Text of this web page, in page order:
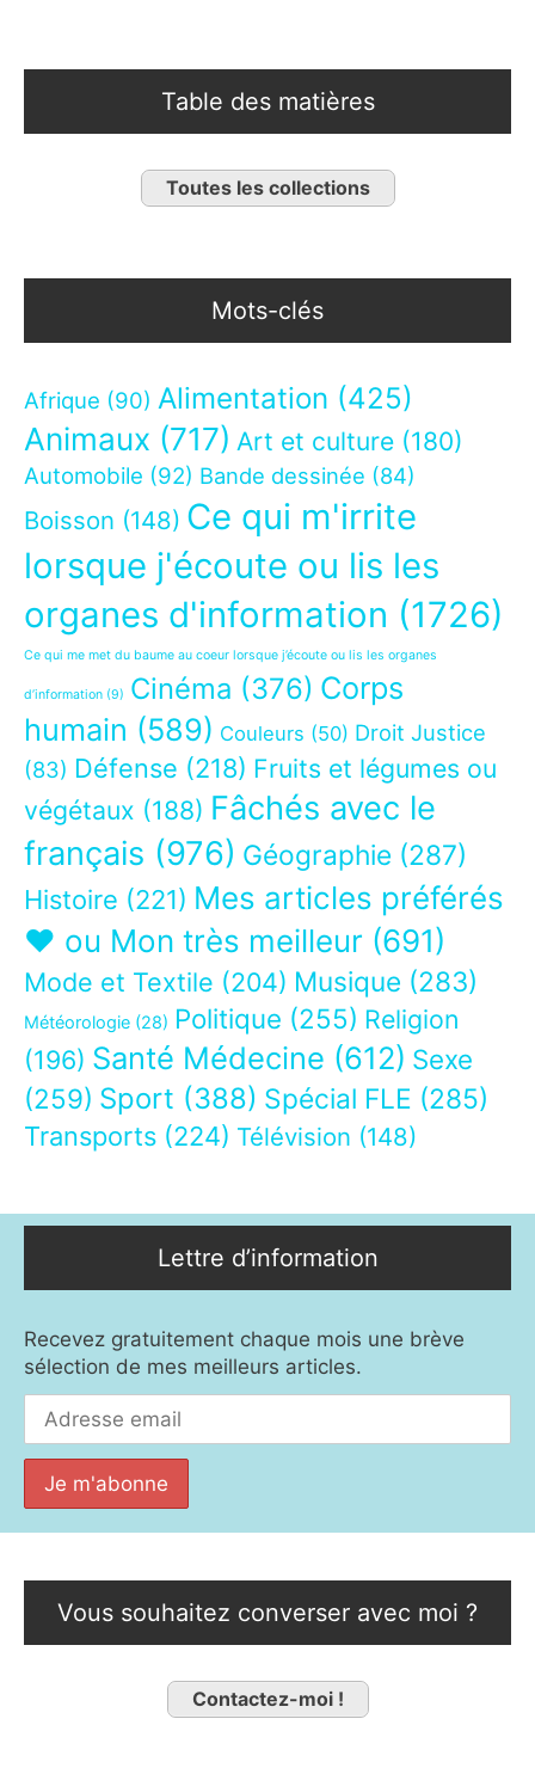
Table des matières
Toutes les collections
Mots-clés
Afrique (90) Alimentation (425)
Animaux (717) Art et culture (180)
Automobile (92) Bande dessinée (84)
Boisson (148) Ce qui m'irrite
lorsque j'écoute ou lis les
organes d'information (1726)
Ce qui me met du baume au coeur lorsque j’écoute ou lis les organes
d’information (9) Cinéma (376) Corps
humain (589) Couleurs (50) Droit Justice
(83) Défense (218) Fruits et légumes ou
végétaux (188) Fâchés avec le
français (976) Géographie (287)
Histoire (221) Mes articles préférés
❤ ou Mon très meilleur (691)
Mode et Textile (204) Musique (283)
Météorologie (28) Politique (255) Religion
(196) Santé Médecine (612) Sexe
(259) Sport (388) Spécial FLE (285)
Transports (224) Télévision (148)
Lettre d’information
Recevez gratuitement chaque mois une brève
sélection de mes meilleurs articles.
Vous souhaitez converser avec moi ?
Contactez-moi !